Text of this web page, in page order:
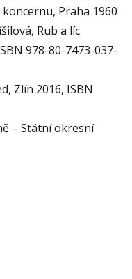
Praha 1960
Rub a líc
978-80-7473-037-
Zlín 2016, ISBN
– Státní okresní